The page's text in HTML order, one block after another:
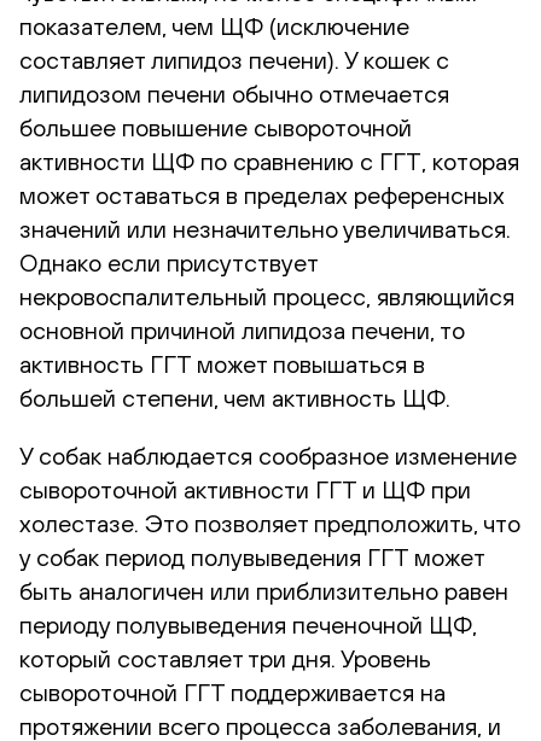
показателем, чем ЩФ (исключение
составляет липидоз печени). У кошек с
липидозом печени обычно отмечается
большее повышение сывороточной
активности ЩФ по сравнению с ГГТ, которая
может оставаться в пределах референсных
значений или незначительно увеличиваться.
Однако если присутствует
некровоспалительный процесс, являющийся
основной причиной липидоза печени, то
активность ГГТ может повышаться в
большей степени, чем активность ЩФ.
У собак наблюдается сообразное изменение
сывороточной активности ГГТ и ЩФ при
холестазе. Это позволяет предположить, что
у собак период полувыведения ГГТ может
быть аналогичен или приблизительно равен
периоду полувыведения печеночной ЩФ,
который составляет три дня. Уровень
сывороточной ГГТ поддерживается на
протяжении всего процесса заболевания, и